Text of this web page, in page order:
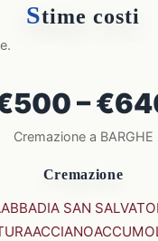
Stime costi
–
Cremazione a BARGHE
Cremazione
ABBADIA SAN
ACCIANO